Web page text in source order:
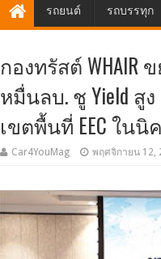
รถยนต์ รถบรรทุก
กองทรัสต์
หมื่นลบ. ชู Yield สู
เขตพื้นที่ EEC ในนิค
Car4YouMag พฤศจิกายน 12,